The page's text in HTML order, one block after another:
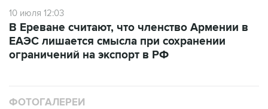
10 июля 12:03
В Ереване считают, что членство Армении в
ЕАЭС лишается смысла при сохранении
ограничений на экспорт в РФ
ФОТОГАЛЕРЕИ